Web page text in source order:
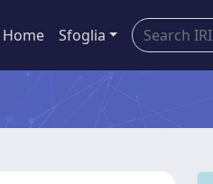
Home Sfoglia